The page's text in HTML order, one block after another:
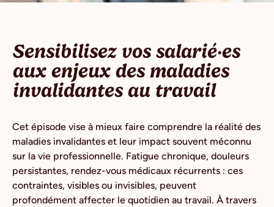
Sensibilisez vos salarié·es
aux enjeux des maladies
invalidantes au travail
Cet épisode vise à mieux faire comprendre la réalité des
maladies invalidantes et leur impact souvent méconnu
sur la vie professionnelle. Fatigue chronique, douleurs
persistantes, rendez-vous médicaux récurrents : ces
contraintes, visibles ou invisibles, peuvent
profondément affecter le quotidien au travail. À travers